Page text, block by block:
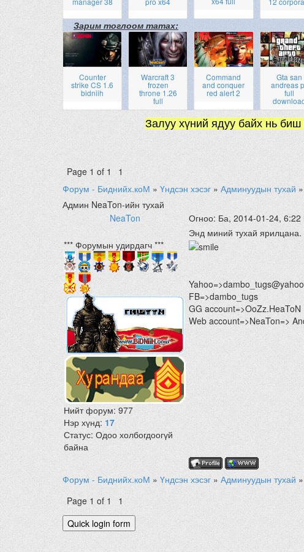
Зарим тоглоом татах:
Counter
strike CS 1.6
bidniih
Warcraft 3
frozen
throne 1.26
full
Command
and conquer
red alert 2
Gta san
andreas
full
Залуу хүний ядуу байх нь биш
Page1of1
1
Форум - Биднийх.коМ » Үндсэн хэсэг » Админуудын тухай »
Админ NeaTon-ийн тухай
NeaTon
Огноо: Ба, 2014-01-24,
*** Форумын удирдагч ***
Нийт форум:977
Нэр хүнд:17
Статус:Одоо холбогдоогүй
байна
Энд миний тухай
FB=>dambo_tugs
GG account=>OoZz.HeaToN
Web account=>NeaTon=>
Форум - Биднийх.коМ » Үндсэн хэсэг » Админуудын тухай »
Page1of1
1